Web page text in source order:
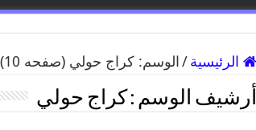
الرئيسية / الوسم:كراج حولي (صفحه 10)
أرشيف الوسم : كراج حولي